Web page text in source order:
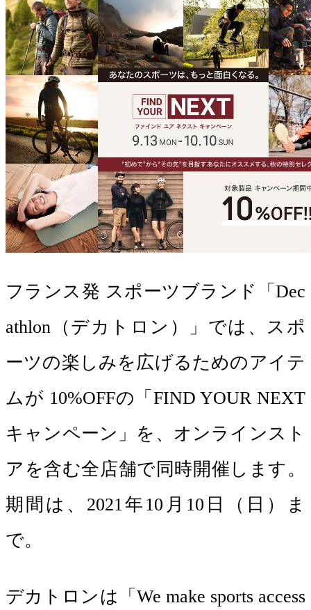
フランス発 スポーツブランド「Dec
athlon（デカトロン）」では、スポ
ーツの楽しみを広げるためのアイテ
ムが 10%OFFの「FIND YOUR NEXT
キャンペーン」を、オンラインスト
アを含む全店舗で同時開催します。
期間は、2021年10月10日（日）ま
で。
​デカトロンは「We make sports access